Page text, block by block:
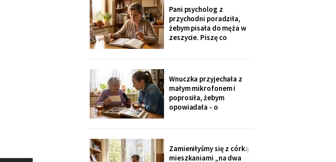
nie mówi, że mama coś
zrobiła źle". Zrobiło się
bardzo cicho.
Pani psycholog z
przychodni poradziła,
żebym pisała do męża w
zeszycie. Piszę co
sąsiadowi, który zawsze
mi pomaga - a nie synowi,
który nie przyjechał ani
do szpitala, ani na
rocznicę
Wnuczka przyjechała z
małym mikrofonem i
poprosiła, żebym
opowiadała - o
niedziele. Powiedziała,
że chce, żeby jej dzieci
Zamieniłyśmy się z córką
mieszkaniami „na dwa